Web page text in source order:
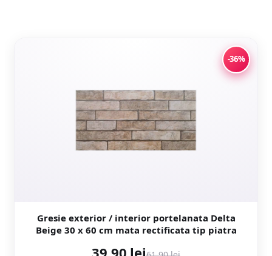
-36%
Gresie exterior / interior portelanata Delta
Beige 30 x 60 cm mata rectificata tip piatra
39,90 lei